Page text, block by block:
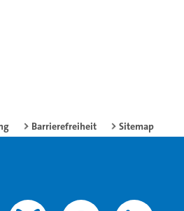
Barrierefreiheit Sitemap